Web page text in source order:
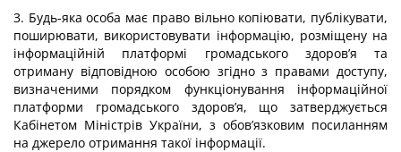
3. Будь-яка особа має право вільно копіювати, публікувати,
поширювати, використовувати інформацію, розміщену на
інформаційній платформі громадського здоров’я та
отриману відповідною особою згідно з правами доступу,
визначеними порядком функціонування інформаційної
платформи громадського здоров’я, що затверджується
Кабінетом Міністрів України, з обов’язковим посиланням
на джерело отримання такої інформації.